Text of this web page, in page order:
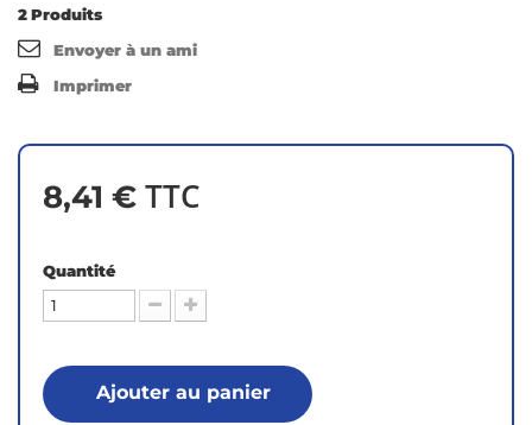
2Produits
Envoyer à un ami
Imprimer
8,41 € TTC
Quantité
Ajouter au panier